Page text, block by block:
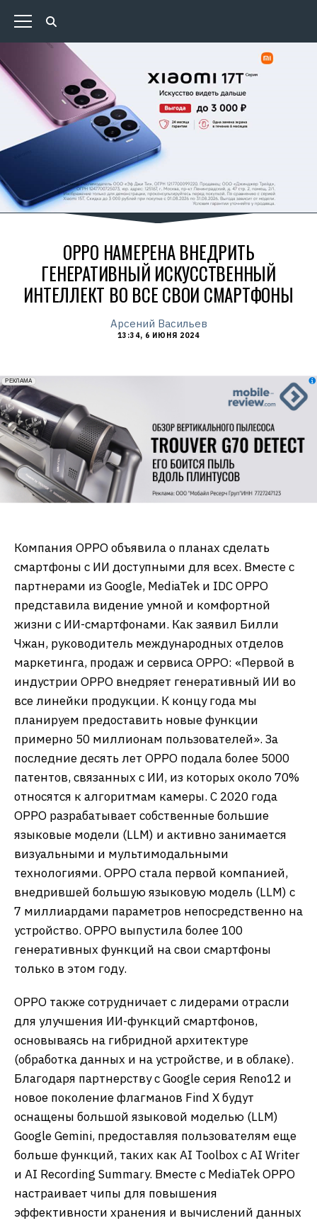
OPPO НАМЕРЕНА ВНЕДРИТЬ
ГЕНЕРАТИВНЫЙ ИСКУССТВЕННЫЙ
ИНТЕЛЛЕКТ ВО ВСЕ СВОИ СМАРТФОНЫ
Арсений Васильев
13:34, 6 ИЮНЯ 2024
erid: 2VfnxxmNzs5
РЕКЛАМА
Компания OPPO объявила о планах сделать
смартфоны с ИИ доступными для всех. Вместе с
партнерами из Google, MediaTek и IDC OPPO
представила видение умной и комфортной
жизни с ИИ-смартфонами. Как заявил Билли
Чжан, руководитель международных отделов
маркетинга, продаж и сервиса OPPO: «Первой в
индустрии OPPO внедряет генеративный ИИ во
все линейки продукции. К концу года мы
планируем предоставить новые функции
примерно 50 миллионам пользователей». За
последние десять лет OPPO подала более 5000
патентов, связанных с ИИ, из которых около 70%
относятся к алгоритмам камеры. С 2020 года
OPPO разрабатывает собственные большие
языковые модели (LLM) и активно занимается
визуальными и мультимодальными
технологиями. OPPO стала первой компанией,
внедрившей большую языковую модель (LLM) с
7 миллиардами параметров непосредственно на
устройство. OPPO выпустила более 100
генеративных функций на свои смартфоны
только в этом году.
OPPO также сотрудничает с лидерами отрасли
для улучшения ИИ-функций смартфонов,
основываясь на гибридной архитектуре
(обработка данных и на устройстве, и в облаке).
Благодаря партнерству с Google серия Reno12 и
новое поколение флагманов Find X будут
оснащены большой языковой моделью (LLM)
Google Gemini, предоставляя пользователям еще
больше функций, таких как AI Toolbox с AI Writer
и AI Recording Summary. Вместе с MediaTek OPPO
настраивает чипы для повышения
эффективности хранения и вычислений данных